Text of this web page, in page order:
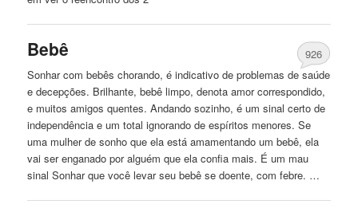
Bebê
926
Sonhar com bebês chorando, é indicativode problemasde saúde
e decepções. Brilhante, bebê limpo, denota amor correspondido,
e muitos amigos quentes. Andando sozinho, é um sinal certode
independência e um total ignorandode espíritos menores. Se
uma mulherde sonho que ela está amamentando um bebê, ela
vai ser enganado por alguém que ela confia mais. É um mau
sinal Sonhar que você levar seu bebê se doente, com febre. …